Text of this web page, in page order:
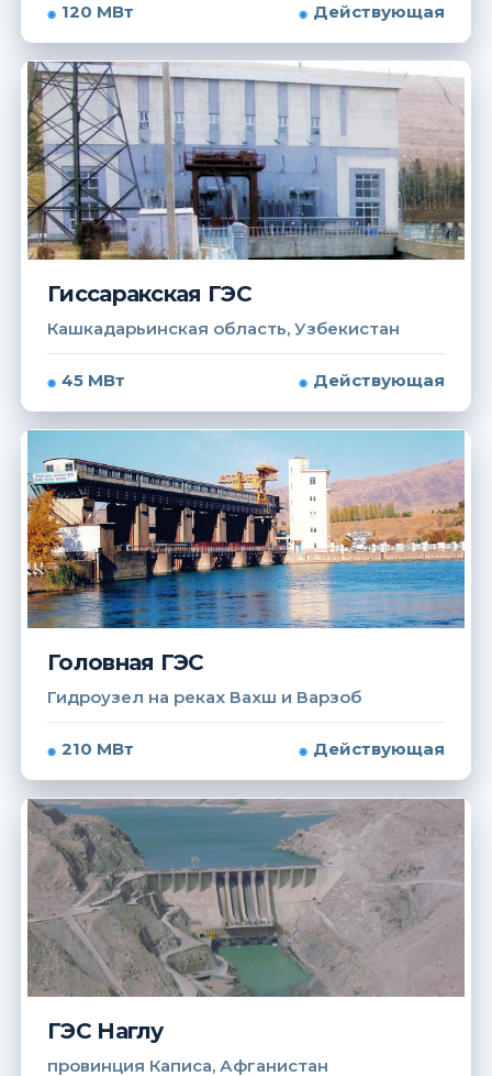
120 МВт Действующая
Гиссаракская ГЭС
Кашкадарьинская область, Узбекистан
45 МВт Действующая
Головная ГЭС
Гидроузел на реках Вахш и Варзоб
210 МВт Действующая
ГЭС Наглу
провинция Каписа, Афганистан